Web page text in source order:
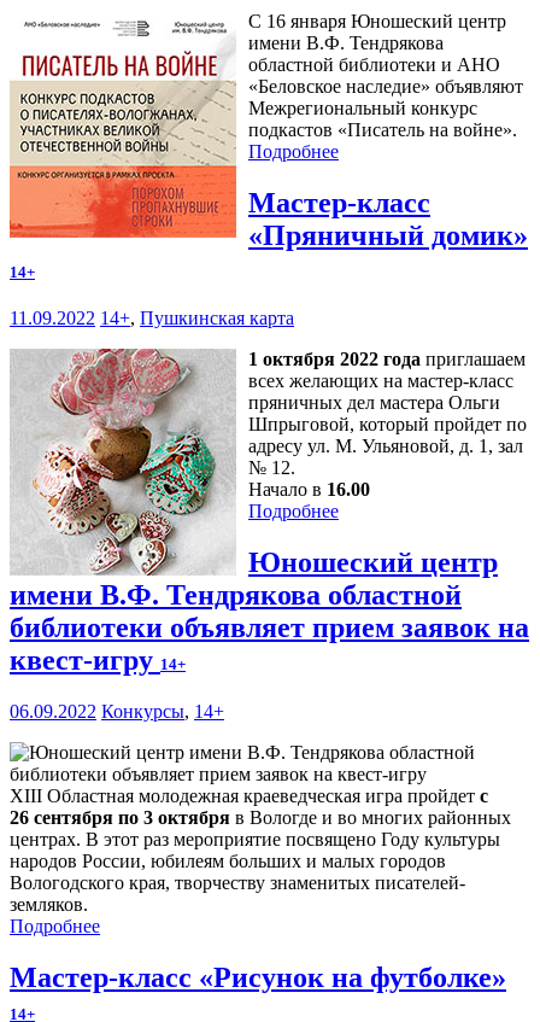
С 16 января Юношеский центр
имени В.Ф. Тендрякова
областной библиотеки и АНО
«Беловское наследие» объявляют
Межрегиональный конкурс
подкастов «Писатель на войне».
Подробнее
Мастер-класс
«Пряничный домик»
14+
11.09.2022 14+, Пушкинская карта
1 октября 2022 года приглашаем
всех желающих на мастер-класс
пряничных дел мастера Ольги
Шпрыговой, который пройдет по
адресу ул. М. Ульяновой, д. 1, зал
№ 12.
Начало в 16.00
Подробнее
Юношеский центр
имени В.Ф. Тендрякова областной
библиотеки объявляет прием заявок на
квест-игру 14+
06.09.2022 Конкурсы, 14+
XIII Областная молодежная краеведческая игра пройдет с
26 сентября по 3 октября в Вологде и во многих районных
центрах. В этот раз мероприятие посвящено Году культуры
народов России, юбилеям больших и малых городов
Вологодского края, творчеству знаменитых писателей-
земляков.
Подробнее
Мастер-класс «Рисунок на футболке»
14+